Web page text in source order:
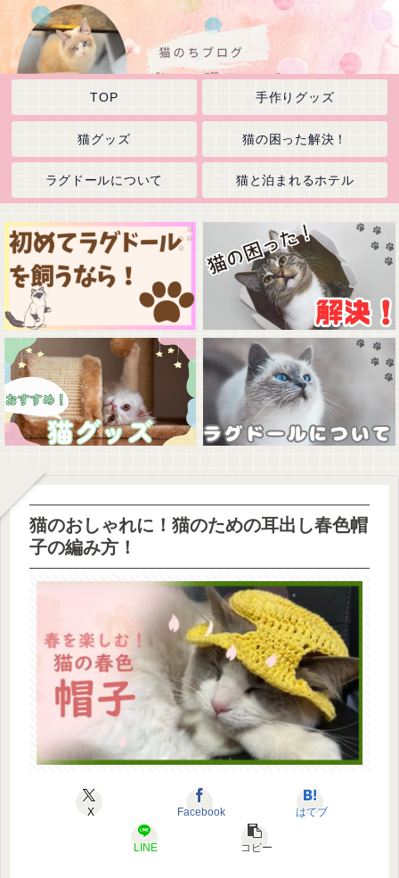
TOP 手作りグッズ
猫グッズ 猫の困った解決！
ラグドールについて 猫と泊まれるホテル
猫のおしゃれに！猫のための耳出し春色帽
子の編み方！
X Facebook はてブ
LINE コピー